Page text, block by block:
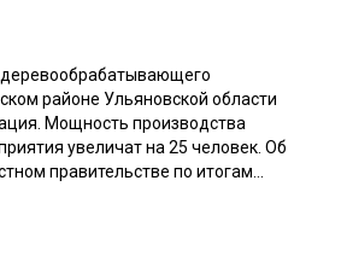
деревообрабатывающего
районе Ульяновской области
Мощность производства
увеличат на 25 человек. Об
правительстве по итогам...